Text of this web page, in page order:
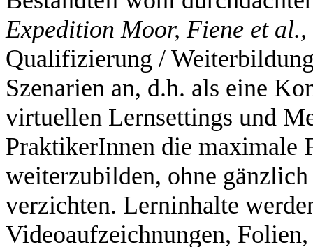
Expedition Moor, Fiene et al.,
Qualifizierung /
Szenarien an, d.h. als eine
virtuellen Lernsettings und
PraktikerInnen die maximale
weiterzubilden, ohne
verzichten. Lerninhalte
Videoaufzeichnungen,